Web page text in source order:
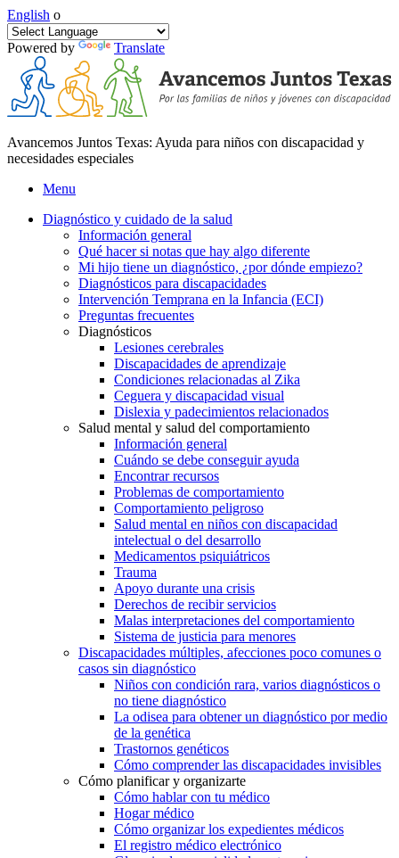
English o
Powered by Translate
Avancemos Juntos Texas: Ayuda para niños con discapacidad y
necesidades especiales
Menu
Diagnóstico y cuidado de la salud
Información general
Qué hacer si notas que hay algo diferente
Mi hijo tiene un diagnóstico, ¿por dónde empiezo?
Diagnósticos para discapacidades
Intervención Temprana en la Infancia (ECI)
Preguntas frecuentes
Diagnósticos
Lesiones cerebrales
Discapacidades de aprendizaje
Condiciones relacionadas al Zika
Ceguera y discapacidad visual
Dislexia y padecimientos relacionados
Salud mental y salud del comportamiento
Información general
Cuándo se debe conseguir ayuda
Encontrar recursos
Problemas de comportamiento
Comportamiento peligroso
Salud mental en niños con discapacidad
intelectual o del desarrollo
Medicamentos psiquiátricos
Trauma
Apoyo durante una crisis
Derechos de recibir servicios
Malas interpretaciones del comportamiento
Sistema de justicia para menores
Discapacidades múltiples, afecciones poco comunes o
casos sin diagnóstico
Niños con condición rara, varios diagnósticos o
no tiene diagnóstico
La odisea para obtener un diagnóstico por medio
de la genética
Trastornos genéticos
Cómo comprender las discapacidades invisibles
Cómo planificar y organizarte
Cómo hablar con tu médico
Hogar médico
Cómo organizar los expedientes médicos
El registro médico electrónico